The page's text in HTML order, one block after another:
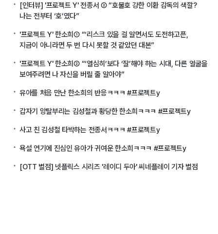
[인터뷰] '프로젝트 Y' 전종서 ② “호불호 강한 이환 감독의 색깔?
나는 전부터 ‘호’였다”
'프로젝트 Y' 한소희① “‘리스크 있을 걸 알면서도 도전하고픈,
지금이 아니라면 두 번 다시 못할 것 같았던 대본”
'프로젝트 Y' 한소희② “‘열심히’보다 ‘잘’해야 하는 시대, 다른 얼굴을
보여주려면 나 자신을 버릴 줄 알아야”
유아를 처음 만난 한소희의 반응ㅋㅋㅋ #프로젝트y
갑자기 앙탈부리는 김성철과 황당한 한소희ㅋㅋㅋ #프로젝트y
사고 친 김성철 타박하는 전종서ㅋㅋㅋ #프로젝트y
욕설 연기에 진심인 유아가 귀여운 한소희ㅋㅋㅋ #프로젝트y
[OTT 별점] 넷플릭스 시리즈 '레이디 두아' 씨네플레이 기자 별점